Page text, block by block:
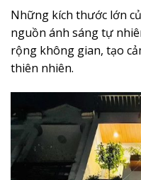
Những kích thước lớn
nguồn ánh sáng tự
rộng không gian, tạo
thiên nhiên.